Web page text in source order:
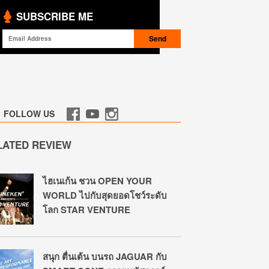
SUBSCRIBE ME
FOLLOW US
REVIEW
ไฮเนเก้น ชวน OPEN YOUR
WORLD ไปกับสุดยอดโชว์ระดับ
โลก STAR VENTURE
สนุก ตื่นเต้น บนรถ JAGUAR กับ